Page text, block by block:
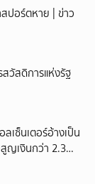
ปอร์ตหาย | ข่าว
วัสดิการแห่งรัฐ
เซ็นเตอร์อ้างเป็น
ญเงินกว่า 2.3